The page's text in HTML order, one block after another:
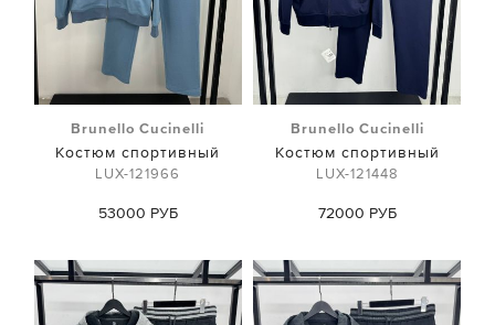
Brunello Cucinelli
Костюм спортивный
LUX-121966
53000 РУБ
Brunello Cucinelli
Костюм спортивный
LUX-121448
72000 РУБ